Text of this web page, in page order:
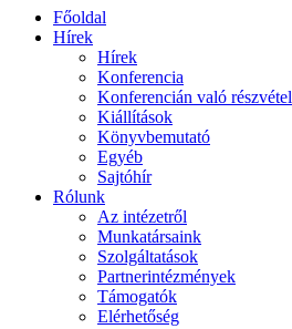
Főoldal
Hírek
Hírek
Konferencia
Konferencián való részvétel
Kiállítások
Könyvbemutató
Egyéb
Sajtóhír
Rólunk
Az intézetről
Munkatársaink
Szolgáltatások
Partnerintézmények
Támogatók
Elérhetőség